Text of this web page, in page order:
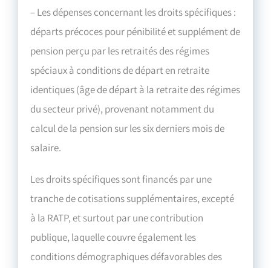
– Les dépenses concernant les droits spécifiques :
départs précoces pour pénibilité et supplément de
pension perçu par les retraités des régimes
spéciaux à conditions de départ en retraite
identiques (âge de départ à la retraite des régimes
du secteur privé), provenant notamment du
calcul de la pension sur les six derniers mois de
salaire.
Les droits spécifiques sont financés par une
tranche de cotisations supplémentaires, excepté
à la RATP, et surtout par une contribution
publique, laquelle couvre également les
conditions démographiques défavorables des